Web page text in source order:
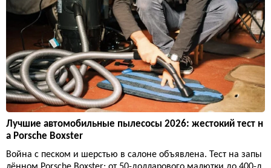
Лучшие автомобильные пылесосы 2026: жестокий тест н
а Porsche Boxster
Война с песком и шерстью в салоне объявлена. Тест на запы